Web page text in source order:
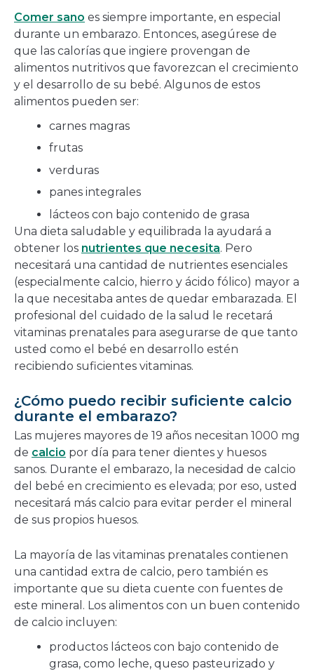
Comer sano es siempre importante, en especial
durante un embarazo. Entonces, asegúrese de
que las calorías que ingiere provengan de
alimentos nutritivos que favorezcan el crecimiento
y el desarrollo de su bebé. Algunos de estos
alimentos pueden ser:
carnes magras
frutas
verduras
panes integrales
lácteos con bajo contenido de grasa
Una dieta saludable y equilibrada la ayudará a
obtener los nutrientes que necesita. Pero
necesitará una cantidad de nutrientes esenciales
(especialmente calcio, hierro y ácido fólico) mayor a
la que necesitaba antes de quedar embarazada. El
profesional del cuidado de la salud le recetará
vitaminas prenatales para asegurarse de que tanto
usted como el bebé en desarrollo estén
recibiendo suficientes vitaminas.
¿Cómo puedo recibir suficiente calcio
durante el embarazo?
Las mujeres mayores de 19 años necesitan 1000 mg
de calcio por día para tener dientes y huesos
sanos. Durante el embarazo, la necesidad de calcio
del bebé en crecimiento es elevada; por eso, usted
necesitará más calcio para evitar perder el mineral
de sus propios huesos.
La mayoría de las vitaminas prenatales contienen
una cantidad extra de calcio, pero también es
importante que su dieta cuente con fuentes de
este mineral. Los alimentos con un buen contenido
de calcio incluyen:
productos lácteos con bajo contenido de
grasa, como leche, queso pasteurizado y